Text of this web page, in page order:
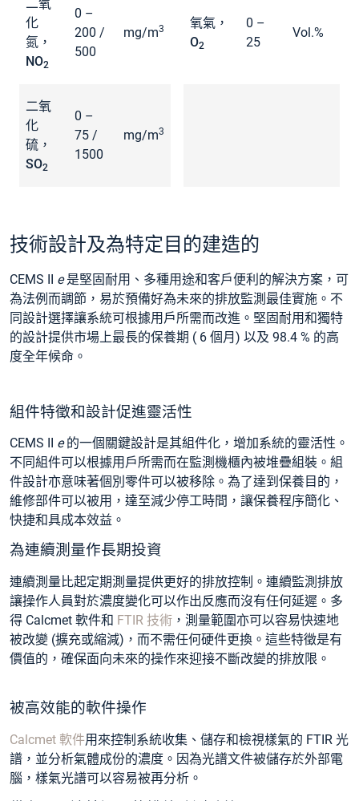
二氧
化
氮，
NO2
0 –
200 /
500
mg/m3
氧氣，
O2
0 –
25
Vol.%
二氧
化
硫，
SO2
0 –
75 /
1500
mg/m3
技術設計及為特定目的建造的
CEMS II e是堅固耐用、多種用途和客戶便利的解決方案，可
為法例而調節，易於預備好為未來的排放監測最佳實施。不
同設計選擇讓系統可根據用戶所需而改進。堅固耐用和獨特
的設計提供市場上最長的保養期 ( 6 個月) 以及 98.4 % 的高
度全年候命。
組件特徵和設計促進靈活性
CEMS II e的一個關鍵設計是其組件化，增加系統的靈活性。
不同組件可以根據用戶所需而在監測機櫃內被堆疊組裝。組
件設計亦意味著個別零件可以被移除。為了達到保養目的，
維修部件可以被用，達至減少停工時間，讓保養程序簡化、
快捷和具成本效益。
為連續測量作長期投資
連續測量比起定期測量提供更好的排放控制。連續監測排放
讓操作人員對於濃度變化可以作出反應而沒有任何延遲。多
得 Calcmet 軟件和 FTIR 技術 ，測量範圍亦可以容易快速地
被改變 (擴充或縮減)，而不需任何硬件更換。這些特徵是有
價值的，確保面向未來的操作來迎接不斷改變的排放限。
被高效能的軟件操作
Calcmet 軟件用來控制系統收集、儲存和檢視樣氣的 FTIR 光
譜，並分析氣體成份的濃度。因為光譜文件被儲存於外部電
腦，樣氣光譜可以容易被再分析。